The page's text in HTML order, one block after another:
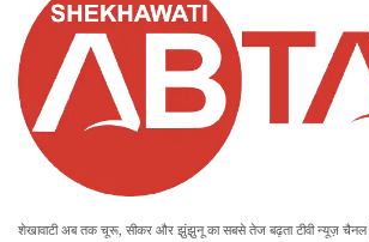
शेखावाटी अब तक चूरू, सीकर और झुंझुनू का सबसे तेज बढ़ता टीवी न्यूज़ चैनल